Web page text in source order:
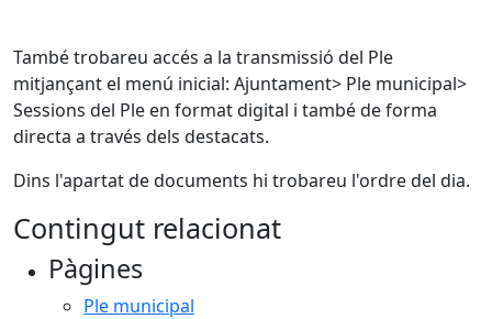
També trobareu accés a la transmissió del Ple
mitjançant el menú inicial: Ajuntament> Ple municipal>
Sessions del Ple en format digital i també de forma
directa a través dels destacats.
Dins l'apartat de documents hi trobareu l'ordre del dia.
Contingut relacionat
Pàgines
Ple municipal